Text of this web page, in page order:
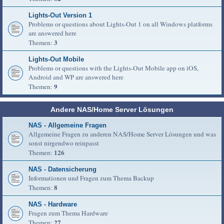
Lights-Out Version 1
Problems or questions about Lights-Out 1 on all Windows platforms
are answered here
Themen: 3
Lights-Out Mobile
Problems or questions with the Lights-Out Mobile app on iOS,
Android and WP are answered here
Themen: 9
Andere NAS/Home Server Lösungen
NAS - Allgemeine Fragen
Allgemeine Fragen zu anderen NAS/Home Server Lösungen und was
sonst nirgendwo reinpasst
Themen: 126
NAS - Datensicherung
Informationen und Fragen zum Thema Backup
Themen: 8
NAS - Hardware
Fragen zum Thema Hardware